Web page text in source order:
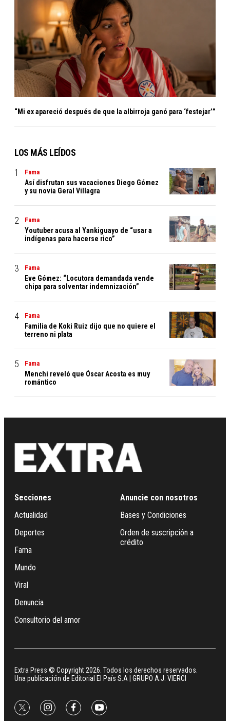
“Mi ex apareció después de que la albirroja ganó para ‘festejar’”
LOS MÁS LEÍDOS
Fama
Así disfrutan sus vacaciones Diego Gómez
y su novia Geral Villagra
Fama
Youtuber acusa al Yankiguayo de “usar a
indígenas para hacerse rico”
Fama
Eve Gómez: “Locutora demandada vende
chipa para solventar indemnización”
Fama
Familia de Koki Ruiz dijo que no quiere el
terreno ni plata
Fama
Menchi reveló que Óscar Acosta es muy
romántico
Secciones
Actualidad
Deportes
Fama
Mundo
Viral
Denuncia
Consultorio del amor
Anuncie con nosotros
Bases y Condiciones
Orden de suscripción a
crédito
Extra Press © Copyright 2026. Todos los derechos reservados.
Una publicación de Editorial El País S.A | GRUPO A.J. VIERCI
twitterinstagramfacebookyoutube